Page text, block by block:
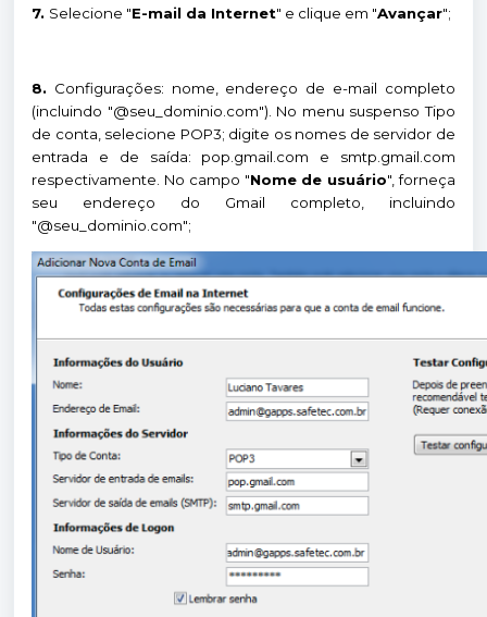
7. Selecione "E-mail da Internet" e clique em "Avançar";
8. Configurações: nome, endereço de e-mail completo
(incluindo "@seu_dominio.com"). No menu suspenso Tipo
de conta, selecione POP3; digite os nomes de servidor de
entrada e de saída: pop.gmail.com e smtp.gmail.com
respectivamente. No campo "Nome de usuário", forneça
seu endereço do Gmail completo, incluindo
"@seu_dominio.com";